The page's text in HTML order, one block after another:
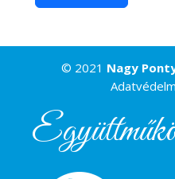
© 2021 Nagy